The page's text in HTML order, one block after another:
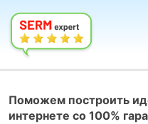
Поможем построить
интернете со 100%